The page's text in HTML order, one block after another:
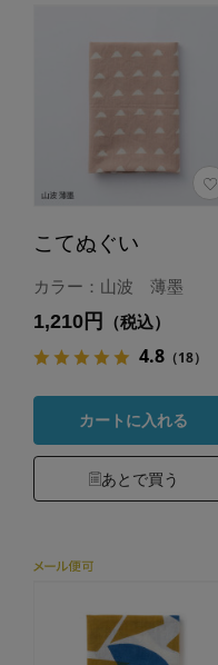
こてぬぐい
カラー：山波 薄墨
1,210円 （税込）
4.8（18）
カートに入れる
あとで買う